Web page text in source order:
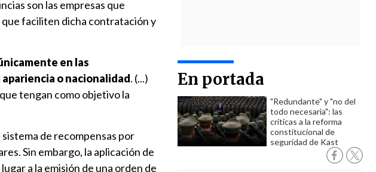
En portada
"Redundante" y "no del
todo necesaria": las
críticas a la reforma
constitucional de
seguridad de Kast
son las empresas que
faciliten dicha contratación y
en las
o nacionalidad. (...)
tengan como objetivo la
de recompensas por
Sin embargo, la aplicación de
a la emisión de una orden de